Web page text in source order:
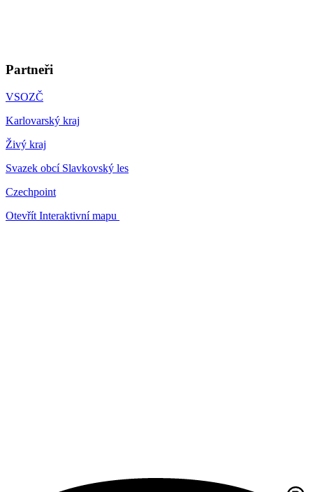
Partneři
VSOZČ
Karlovarský kraj
Živý kraj
Svazek obcí Slavkovský les
Czechpoint
Otevřít Interaktivní mapu